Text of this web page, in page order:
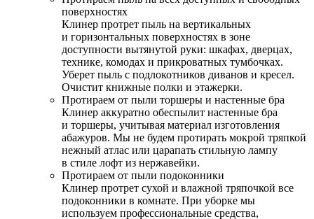
поверхностях
Клинер протрет пыль на вертикальных
и горизонтальных поверхностях в зоне
доступности вытянутой руки: шкафах, дверцах,
технике, комодах и прикроватных тумбочках.
Уберет пыль с подлокотников диванов и кресел.
Очистит книжные полки и этажерки.
Протираем от пыли торшеры и настенные бра
Клинер аккуратно обеспылит настенные бра
и торшеры, учитывая материал изготовления
абажуров. Мы не будем протирать мокрой тряпкой
нежный атлас или царапать стильную лампу
в стиле лофт из нержавейки.
Протираем от пыли подоконники
Клинер протрет сухой и влажной тряпочкой все
подоконники в комнате. При уборке мы
используем профессиональные средства,